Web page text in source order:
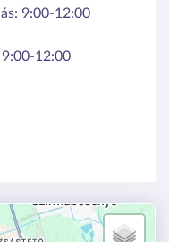
9:00-12:00
9:00-12:00